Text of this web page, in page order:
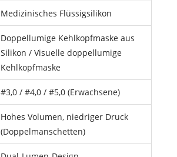
Medizinisches Flüssigsilikon
Doppellumige Kehlkopfmaske aus
Silikon / Visuelle doppellumige
Kehlkopfmaske
#3,0 / #4,0 / #5,0 (Erwachsene)
Hohes Volumen, niedriger Druck
(Doppelmanschetten)